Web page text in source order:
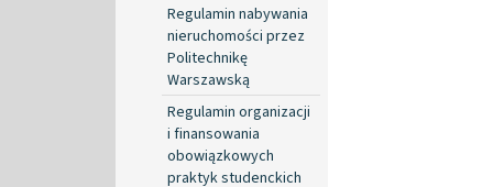
Regulamin nabywania
nieruchomości przez
Politechnikę
Warszawską
Regulamin organizacji
i finansowania
obowiązkowych
praktyk studenckich